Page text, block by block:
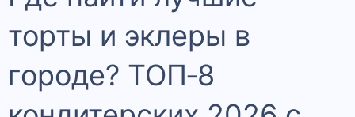
торты и эклеры в
городе? ТОП‑8